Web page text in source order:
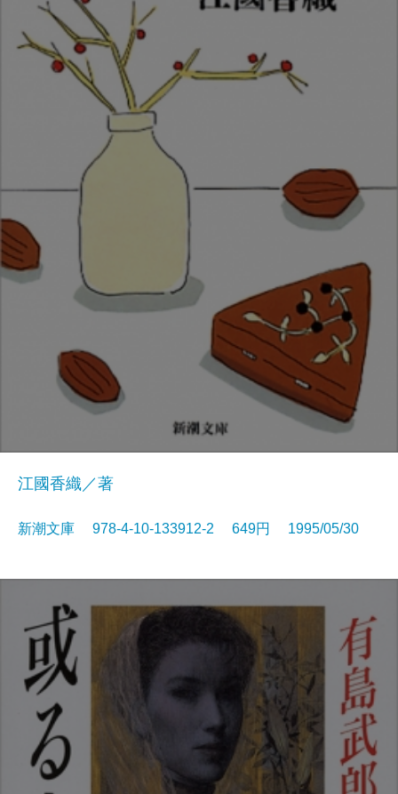
江國香織／著
新潮文庫 978-4-10-133912-2 649円 1995/05/30